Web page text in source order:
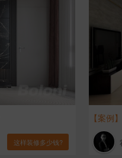
这样装修多少钱?
【案例】